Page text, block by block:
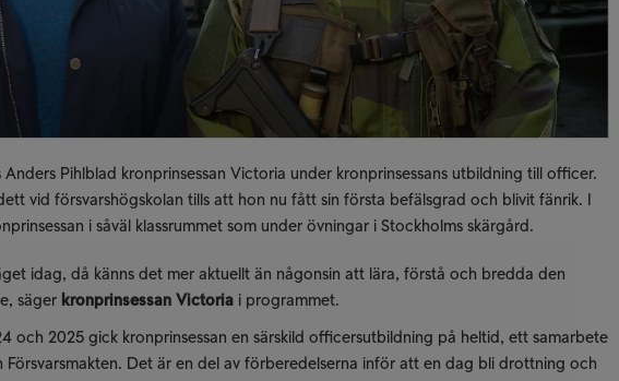
Pihlblad kronprinsessan Victoria under kronprinsessans utbildning till officer.
vid försvarshögskolan tills att hon nu fått sin första befälsgrad och blivit fänrik. I
i såväl klassrummet som under övningar i Stockholms skärgård.
idag, då känns det mer aktuellt än någonsin att lära, förstå och bredda den
säger kronprinsessan Victoria i programmet.
och 2025 gick kronprinsessan en särskild officersutbildning på heltid, ett samarbete
Försvarsmakten. Det är en del av förberedelserna inför att en dag bli drottning och